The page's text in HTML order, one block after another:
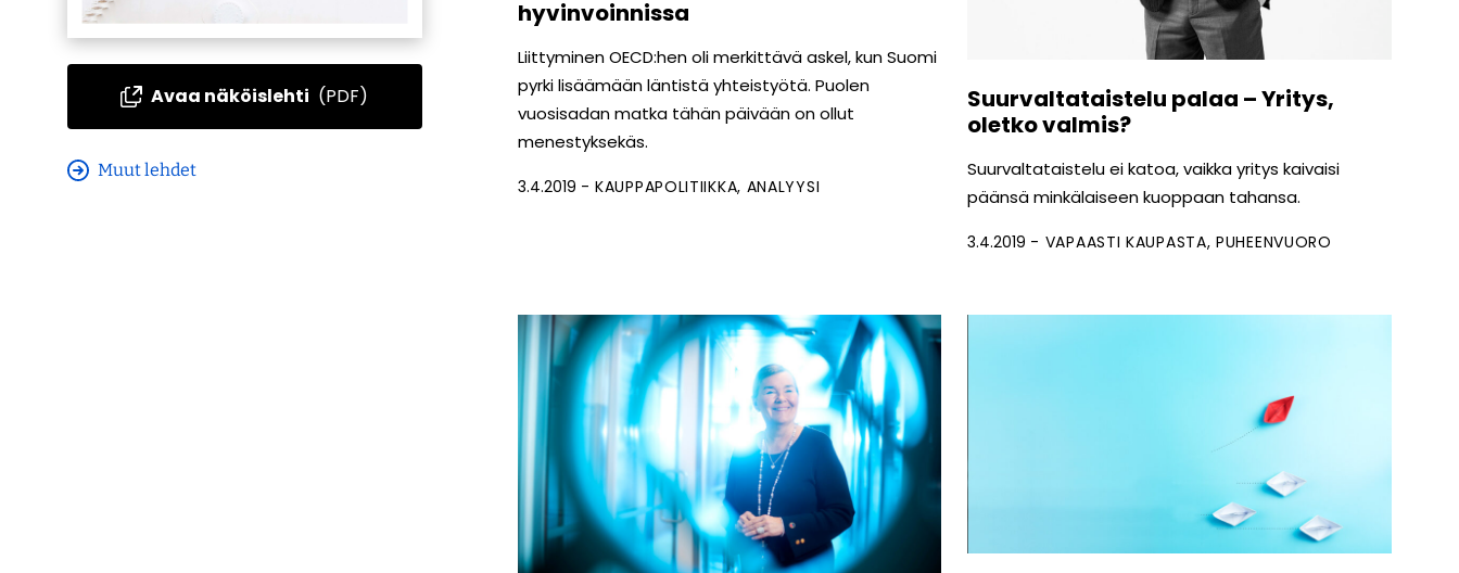
Avaa näköislehti (PDF)
Muut lehdet
hyvinvoinnissa
Liittyminen OECD:hen oli merkittävä askel, kun Suomi
pyrki lisäämään läntistä yhteistyötä. Puolen
vuosisadan matka tähän päivään on ollut
menestyksekäs.
3.4.2019 KAUPPAPOLITIIKKA ANALYYSI
Suurvaltataistelu palaa – Yritys,
oletko valmis?
Suurvaltataistelu ei katoa, vaikka yritys kaivaisi
päänsä minkälaiseen kuoppaan tahansa.
3.4.2019 VAPAASTI KAUPASTA PUHEENVUORO